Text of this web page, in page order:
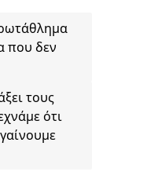
που δεν
τους
ότι